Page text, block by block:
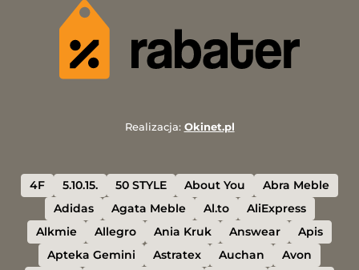
Realizacja: Okinet.pl
4F 5.10.15. 50 STYLE About You
Abra Meble
Adidas
Agata Meble Al.to
AliExpress
Alkmie
Allegro Ania Kruk Answear
Apis
Apteka Gemini
Astratex Auchan
Avon